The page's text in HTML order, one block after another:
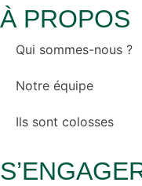
À PROPOS
Qui sommes-nous ?
Notre équipe
Ils sont colosses